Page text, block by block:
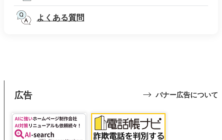
よくある質問
広告 バナー広告について